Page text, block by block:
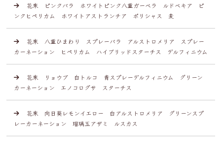
花束 ピンクバラ ホワイトピンク八重ガーベラ ルドベキア ピ
ンクヒペリカム ホワイトアストランチア ポリシャス 麦
花束 八重ひまわり スプレーバラ アルストロメリア スプレー
カーネーション ヒペリカム ハイブリッドスターチス デルフィニウム
花束 リョウブ 白トルコ 青スプレーデルフィニウム グリーン
カーネーション エノコログサ スターチス
花束 向日葵レモンイエロー 白アルストロメリア グリーンスプ
レーカーネーション 瑠璃玉アザミ ルスカス